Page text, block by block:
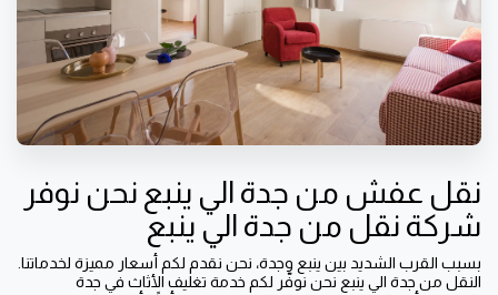
نقل عفش من جدة الي ينبع نحن نوفر
شركة نقل من جدة الي ينبع
بسبب القرب الشديد بين ينبع وجدة، نحن نقدم لكم أسعار مميزة لخدماتنا.
النقل من جدة الي ينبع نحن نوفّر لكم خدمة تغليف الأثاث في جدة